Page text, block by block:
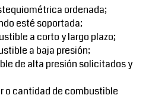
ordenada;
esté soportada;
a corto y largo plazo;
a baja presión;
de alta presión solicitados y
o cantidad de combustible